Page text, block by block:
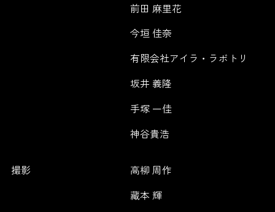
前田 麻里花
今垣 佳奈
有限会社アイラ・ラボトリ
坂井 義隆
手塚 一佳
神谷貴浩
撮影
高柳 周作
藏本 輝